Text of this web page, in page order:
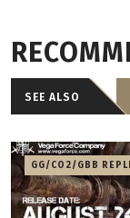
SEE ALSO
GG/CO2/GBB